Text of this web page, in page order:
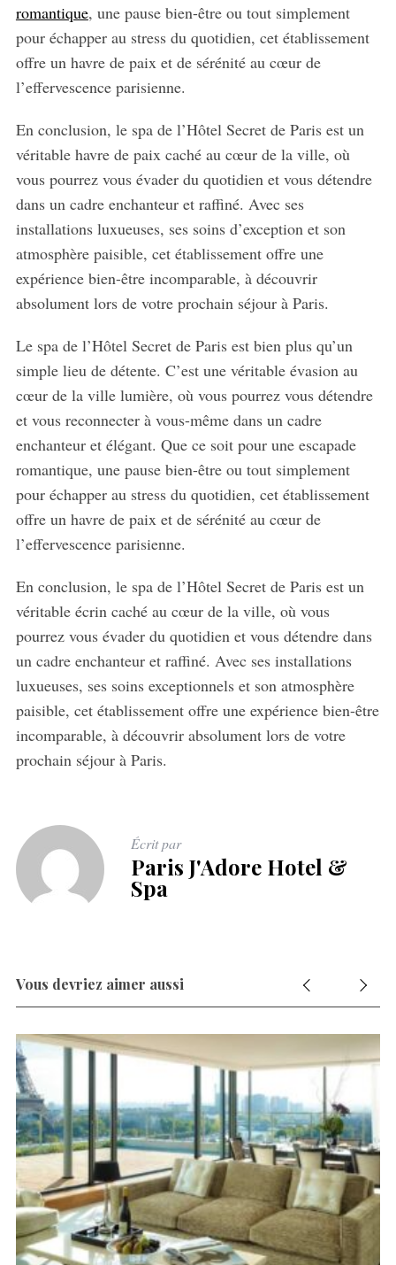
romantique, une pause bien-être ou tout simplement
pour échapper au stress du quotidien, cet établissement
offre un havre de paix et de sérénité au cœur de
l’effervescence parisienne.
En conclusion, le spa de l’Hôtel Secret de Paris est un
véritable havre de paix caché au cœur de la ville, où
vous pourrez vous évader du quotidien et vous détendre
dans un cadre enchanteur et raffiné. Avec ses
installations luxueuses, ses soins d’exception et son
atmosphère paisible, cet établissement offre une
expérience bien-être incomparable, à découvrir
absolument lors de votre prochain séjour à Paris.
Le spa de l’Hôtel Secret de Paris est bien plus qu’un
simple lieu de détente. C’est une véritable évasion au
cœur de la ville lumière, où vous pourrez vous détendre
et vous reconnecter à vous-même dans un cadre
enchanteur et élégant. Que ce soit pour une escapade
romantique, une pause bien-être ou tout simplement
pour échapper au stress du quotidien, cet établissement
offre un havre de paix et de sérénité au cœur de
l’effervescence parisienne.
En conclusion, le spa de l’Hôtel Secret de Paris est un
véritable écrin caché au cœur de la ville, où vous
pourrez vous évader du quotidien et vous détendre dans
un cadre enchanteur et raffiné. Avec ses installations
luxueuses, ses soins exceptionnels et son atmosphère
paisible, cet établissement offre une expérience bien-être
incomparable, à découvrir absolument lors de votre
prochain séjour à Paris.
Écrit par
Paris J'Adore Hotel &
Spa
Vous devriez aimer aussi
r
: